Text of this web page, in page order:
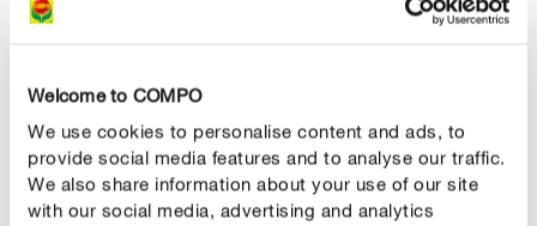
Welcome to COMPO
We use cookies to personalise content and ads, to
provide social media features and to analyse our traffic.
We also share information about your use of our site
with our social media, advertising and analytics
Starostlivosť o levanduľu